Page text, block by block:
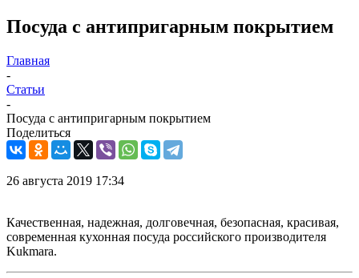
Посуда с антипригарным покрытием
Главная
-
Статьи
-
Посуда с антипригарным покрытием
Поделиться
26 августа 2019 17:34
Качественная, надежная, долговечная, безопасная, красивая,
современная кухонная посуда российского производителя
Kukmara.